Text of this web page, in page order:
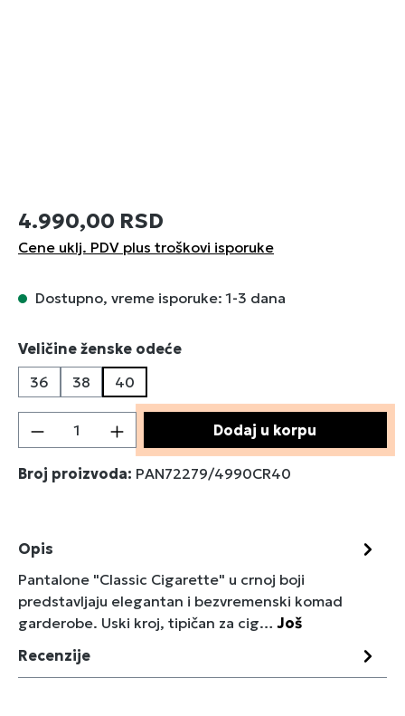
4.990,00 RSD
Cene uklj. PDV plus troškovi isporuke
Dostupno, vreme isporuke: 1-3 dana
Izaberi
Veličine ženske odeće
36
38 40
Količina proizvoda: Unesite željenu
Dodaj u korpu
Broj proizvoda: PAN72279/4990CR40
Opis
Pantalone "Classic Cigarette" u crnoj boji
predstavljaju elegantan i bezvremenski komad
garderobe. Uski kroj, tipičan za cig…Još
Recenzije